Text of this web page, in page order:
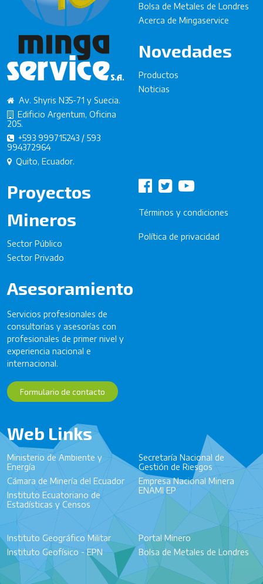
Av. Shyris N35-71 y Suecia.
Edificio Argentum, Oficina
205.
+593 999715243 / 593
994372964
Quito, Ecuador.
Bolsa de Metales de Londres
Acerca de Mingaservice
Novedades
Productos
Noticias
Proyectos
Mineros
Sector Público
Sector Privado
Asesoramiento
Servicios profesionales de
consultorías y asesorías con
profesionales de primer nivel y
experiencia nacional e
internacional.
Formulario de contacto
Términos y condiciones
Política de privacidad
Web Links
Ministerio de Ambiente y
Energía
Cámara de Minería del Ecuador
Instituto Ecuatoriano de
Estadísticas y Censos
Secretaría Nacional de
Gestión de Riesgos
Empresa Nacional Minera
ENAMI EP
Instituto Geográfico Militar
Instituto Geofísico - EPN
Portal Minero
Bolsa de Metales de Londres